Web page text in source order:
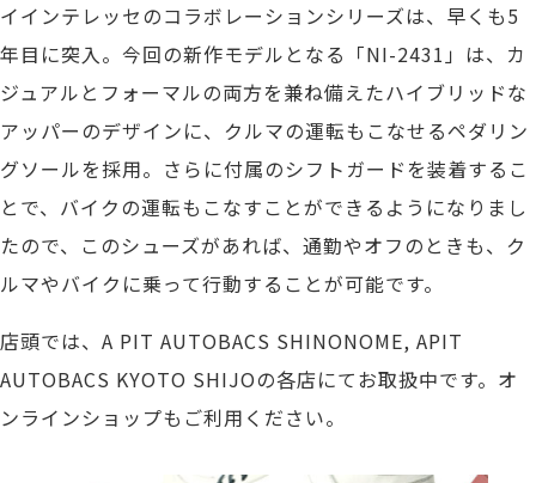
イインテレッセのコラボレーションシリーズは、早くも5
年目に突入。今回の新作モデルとなる「NI-2431」は、カ
ジュアルとフォーマルの両方を兼ね備えたハイブリッドな
アッパーのデザインに、クルマの運転もこなせるペダリン
グソールを採用。さらに付属のシフトガードを装着するこ
とで、バイクの運転もこなすことができるようになりまし
たので、このシューズがあれば、通勤やオフのときも、ク
ルマやバイクに乗って行動することが可能です。
店頭では、A PIT AUTOBACS SHINONOME, APIT
AUTOBACS KYOTO SHIJOの各店にてお取扱中です。オ
ンラインショップもご利用ください。